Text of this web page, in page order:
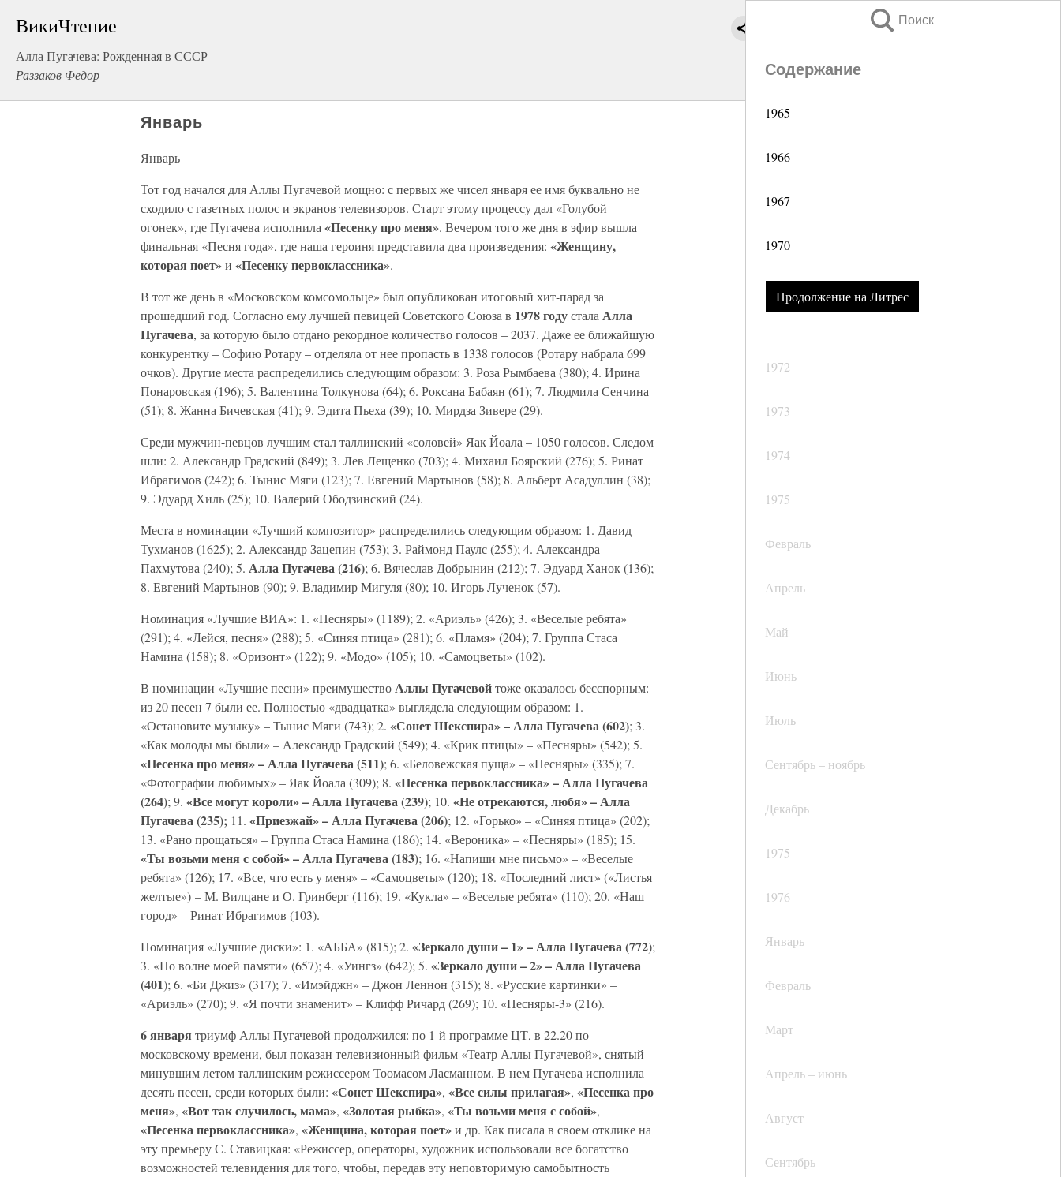
ВикиЧтение
Алла Пугачева: Рожденная в СССР
Раззаков Федор
Поиск
Содержание
1965
1966
1967
1970
Продолжение на Литрес
1972
1973
1974
1975
Февраль
Апрель
Май
Июнь
Июль
Сентябрь – ноябрь
Декабрь
1975
1976
Январь
Февраль
Март
Апрель – июнь
Август
Сентябрь
Январь
Январь
Тот год начался для Аллы Пугачевой мощно: с первых же чисел января ее имя буквально не
сходило с газетных полос и экранов телевизоров. Старт этому процессу дал «Голубой
огонек», где Пугачева исполнила «Песенку про меня». Вечером того же дня в эфир вышла
финальная «Песня года», где наша героиня представила два произведения: «Женщину,
которая поет»и «Песенку первоклассника».
В тот же день в «Московском комсомольце» был опубликован итоговый хит-парад за
прошедший год. Согласно ему лучшей певицей Советского Союза в 1978 годустала Алла
Пугачева, за которую было отдано рекордное количество голосов – 2037. Даже ее ближайшую
конкурентку – Софию Ротару – отделяла от нее пропасть в 1338 голосов (Ротару набрала 699
очков). Другие места распределились следующим образом: 3. Роза Рымбаева (380); 4. Ирина
Понаровская (196); 5. Валентина Толкунова (64); 6. Роксана Бабаян (61); 7. Людмила Сенчина
(51); 8. Жанна Бичевская (41); 9. Эдита Пьеха (39); 10. Мирдза Зивере (29).
Среди мужчин-певцов лучшим стал таллинский «соловей» Яак Йоала – 1050 голосов. Следом
шли: 2. Александр Градский (849); 3. Лев Лещенко (703); 4. Михаил Боярский (276); 5. Ринат
Ибрагимов (242); 6. Тынис Мяги (123); 7. Евгений Мартынов (58); 8. Альберт Асадуллин (38);
9. Эдуард Хиль (25); 10. Валерий Ободзинский (24).
Места в номинации «Лучший композитор» распределились следующим образом: 1. Давид
Тухманов (1625); 2. Александр Зацепин (753); 3. Раймонд Паулс (255); 4. Александра
Пахмутова (240); 5. Алла Пугачева (216); 6. Вячеслав Добрынин (212); 7. Эдуард Ханок (136);
8. Евгений Мартынов (90); 9. Владимир Мигуля (80); 10. Игорь Лученок (57).
Номинация «Лучшие ВИА»: 1. «Песняры» (1189); 2. «Ариэль» (426); 3. «Веселые ребята»
(291); 4. «Лейся, песня» (288); 5. «Синяя птица» (281); 6. «Пламя» (204); 7. Группа Стаса
Намина (158); 8. «Оризонт» (122); 9. «Модо» (105); 10. «Самоцветы» (102).
В номинации «Лучшие песни» преимуществоАллы Пугачевойтоже оказалось бесспорным:
из 20 песен 7 были ее. Полностью «двадцатка» выглядела следующим образом: 1.
«Остановите музыку» – Тынис Мяги (743); 2. «Сонет Шекспира» – Алла Пугачева (602); 3.
«Как молоды мы были» – Александр Градский (549); 4. «Крик птицы» – «Песняры» (542); 5.
«Песенка про меня» – Алла Пугачева (511); 6. «Беловежская пуща» – «Песняры» (335); 7.
«Фотографии любимых» – Яак Йоала (309); 8. «Песенка первоклассника» – Алла Пугачева
(264); 9. «Все могут короли» – Алла Пугачева (239); 10. «Не отрекаются, любя» – Алла
Пугачева (235); 11. «Приезжай» – Алла Пугачева (206); 12. «Горько» – «Синяя птица» (202);
13. «Рано прощаться» – Группа Стаса Намина (186); 14. «Вероника» – «Песняры» (185); 15.
«Ты возьми меня с собой» – Алла Пугачева (183); 16. «Напиши мне письмо» – «Веселые
ребята» (126); 17. «Все, что есть у меня» – «Самоцветы» (120); 18. «Последний лист» («Листья
желтые») – М. Вилцане и О. Гринберг (116); 19. «Кукла» – «Веселые ребята» (110); 20. «Наш
город» – Ринат Ибрагимов (103).
Номинация «Лучшие диски»: 1. «АББА» (815); 2. «Зеркало души – 1» – Алла Пугачева (772);
3. «По волне моей памяти» (657); 4. «Уингз» (642); 5. «Зеркало души – 2» – Алла Пугачева
(401); 6. «Би Джиз» (317); 7. «Имэйджн» – Джон Леннон (315); 8. «Русские картинки» –
«Ариэль» (270); 9. «Я почти знаменит» – Клифф Ричард (269); 10. «Песняры-3» (216).
6 января триумф Аллы Пугачевой продолжился: по 1-й программе ЦТ, в 22.20 по
московскому времени, был показан телевизионный фильм «Театр Аллы Пугачевой», снятый
минувшим летом таллинским режиссером Тоомасом Ласманном. В нем Пугачева исполнила
десять песен, среди которых были: «Сонет Шекспира», «Все силы прилагая», «Песенка про
меня», «Вот так случилось, мама», «Золотая рыбка», «Ты возьми меня с собой»,
«Песенка первоклассника», «Женщина, которая поет»и др. Как писала в своем отклике на
эту премьеру С. Ставицкая: «Режиссер, операторы, художник использовали все богатство
возможностей телевидения для того, чтобы, передав эту неповторимую самобытность